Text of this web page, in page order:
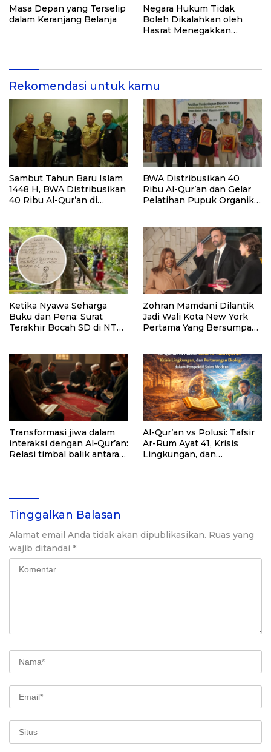
Masa Depan yang Terselip
dalam Keranjang Belanja
Negara Hukum Tidak
Boleh Dikalahkan oleh
Hasrat Menegakkan
Rekomendasi untuk kamu
Sambut Tahun Baru Islam
1448 H, BWA Distribusikan
40 Ribu Al-Qur’an di
BWA Distribusikan 40
Ribu Al-Qur’an dan Gelar
Pelatihan Pupuk Organik
Ketika Nyawa Seharga
Buku dan Pena: Surat
Terakhir Bocah SD di NTT
Zohran Mamdani Dilantik
Jadi Wali Kota New York
Pertama Yang Bersumpah
Transformasi jiwa dalam
interaksi dengan Al-Qur’an:
Relasi timbal balik antara
Al-Qur’an vs Polusi: Tafsir
Ar-Rum Ayat 41, Krisis
Lingkungan, dan
Tinggalkan Balasan
Alamat email Anda tidak akan dipublikasikan. Ruas yang
wajib ditandai *